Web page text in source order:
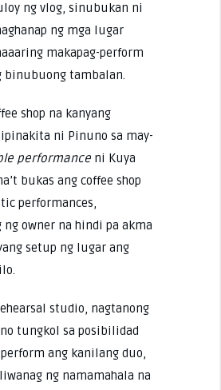
ng vlog, sinubukan ni
ng mga lugar
makapag-perform
binubuong tambalan.
shop na kanyang
ni Pinuno sa may-
performanceni Kuya
bukas ang coffee shop
performances,
owner na hindi pa akma
setup ng lugar ang
studio, nagtanong
tungkol sa posibilidad
ang kanilang duo,
ng namamahala na